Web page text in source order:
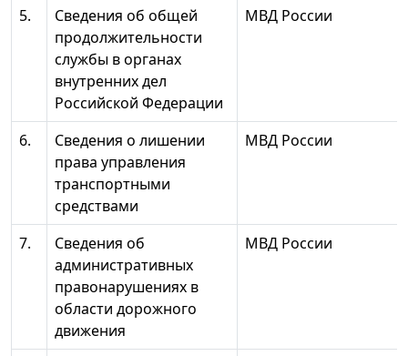
5.
Сведения об общей
продолжительности
службы в органах
внутренних дел
Российской Федерации
МВД России
6.
Сведения о лишении
права управления
транспортными
средствами
МВД России
7.
Сведения об
административных
правонарушениях в
области дорожного
движения
МВД России